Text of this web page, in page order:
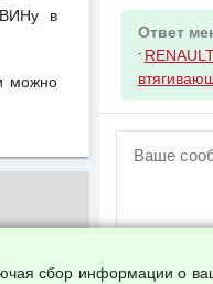
ВИНу в
можно
сбор информации о
Ответ
-
аккаунт.